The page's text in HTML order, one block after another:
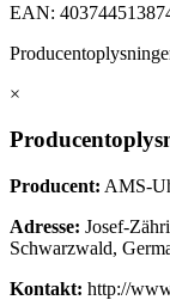
EAN:
×
Producent: AMS-
Adresse: Josef-
Schwarzwald,
Kontakt: http://